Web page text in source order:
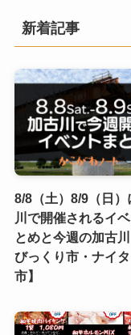
新着記事
8/8（土）8/9（日）
川で開催されるイ
とめと今週の加古
びっくり市・ナイ
市】